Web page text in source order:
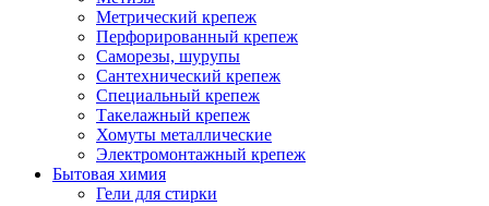
Метрический крепеж
Перфорированный крепеж
Саморезы, шурупы
Сантехнический крепеж
Специальный крепеж
Такелажный крепеж
Хомуты металлические
Электромонтажный крепеж
Бытовая химия
Гели для стирки